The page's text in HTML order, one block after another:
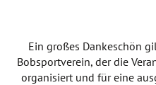
Ein großes Dankeschön
Bobsportverein, der die
organisiert und für eine